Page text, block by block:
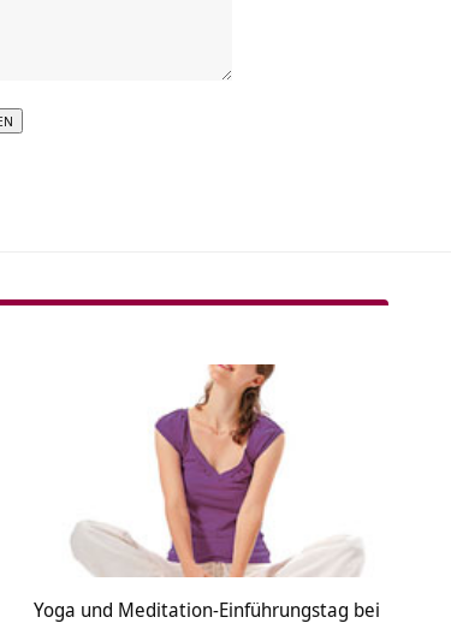
Yoga und Meditation-Einführungstag bei